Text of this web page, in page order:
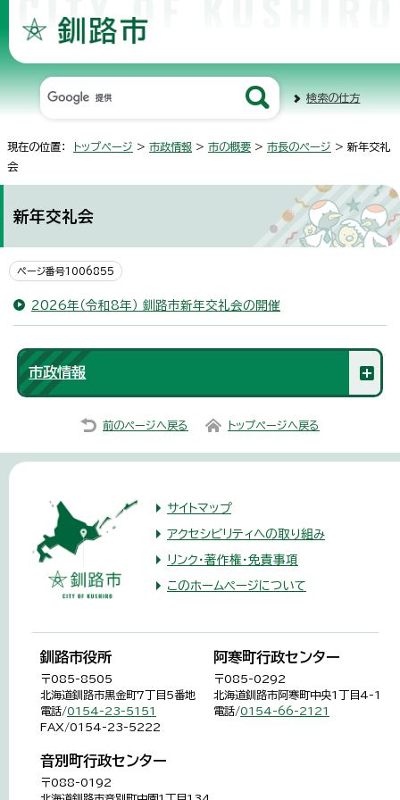
検索の仕方
現在の位置： トップページ > 市政情報 > 市の概要 > 市長のページ > 新年交礼
会
新年交礼会
ページ番号1006855
2026年（令和8年） 釧路市新年交礼会の開催
市政情報
前のページへ戻る トップページへ戻る
サイトマップ
アクセシビリティへの取り組み
リンク・著作権・免責事項
このホームページについて
釧路市役所
〒085-8505
北海道釧路市黒金町7丁目5番地
電話/0154-23-5151
FAX/0154-23-5222
阿寒町行政センター
〒085-0292
北海道釧路市阿寒町中央1丁目4-1
電話/0154-66-2121
音別町行政センター
〒088-0192